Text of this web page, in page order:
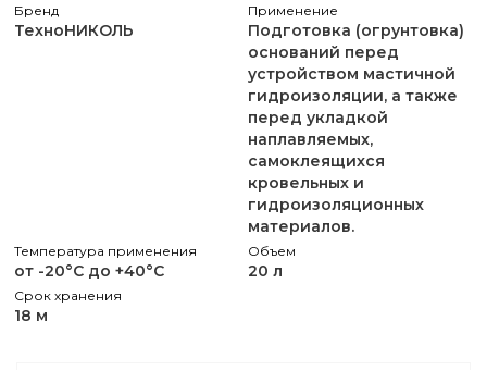
Бренд
ТехноНИКОЛЬ
Применение
Подготовка (огрунтовка)
оснований перед
устройством мастичной
гидроизоляции, а также
перед укладкой
наплавляемых,
самоклеящихся
кровельных и
гидроизоляционных
материалов.
Температура применения
от -20°С до +40°С
Объем
20 л
Срок хранения
18 м